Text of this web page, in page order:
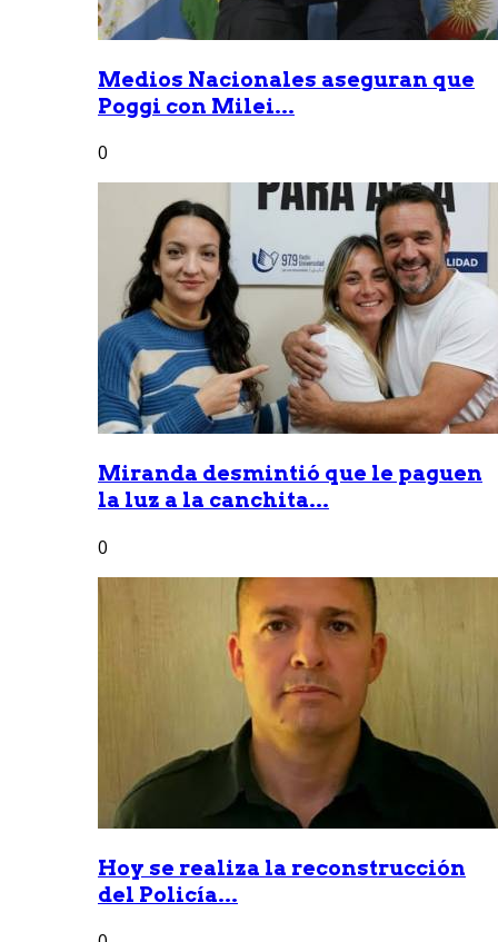
Medios Nacionales aseguran que
Poggi con Milei...
0
Miranda desmintió que le paguen
la luz a la canchita...
0
Hoy se realiza la reconstrucción
del Policía...